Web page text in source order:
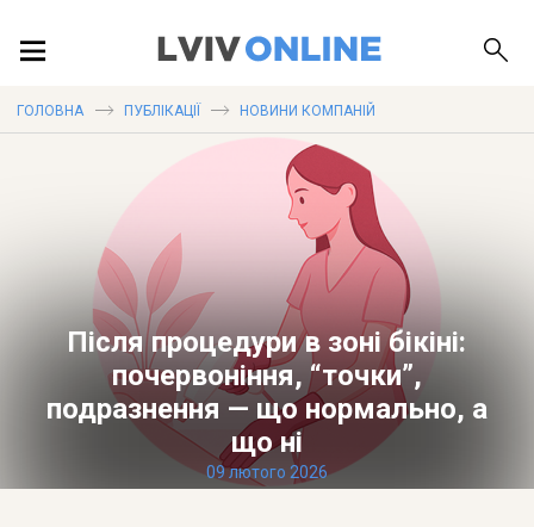
ПУБЛІКАЦІЇ
ДОВІДКА
ГОЛОВНА ПУБЛІКАЦІЇ НОВИНИ КОМПАНІЙ
Після процедури в зоні бікіні:
почервоніння, “точки”,
подразнення — що нормально, а
що ні
09 лютого 2026